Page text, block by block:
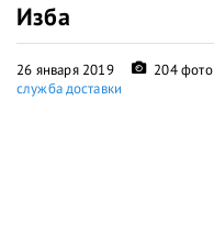
Изба
26 января 2019 204 фото
служба доставки